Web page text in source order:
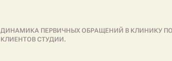
ДИНАМИКА ПЕРВИЧНЫХ ОБРАЩЕНИЙ В КЛИНИКУ
КЛИЕНТОВ СТУДИИ.